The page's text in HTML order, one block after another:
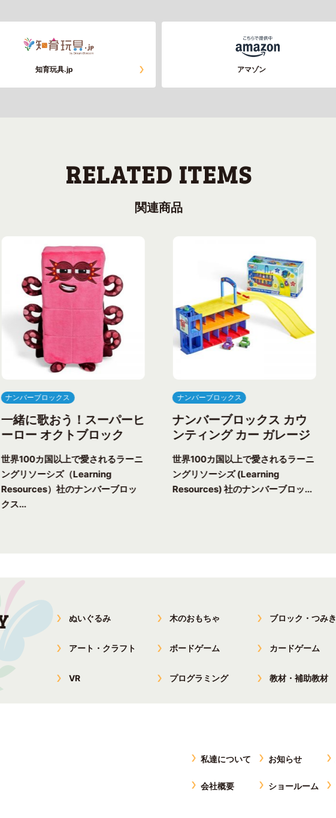
知育玩具.jp アマゾン
関連商品
ナンバーブロックス
一緒に歌おう！スーパーヒ
ーロー オクトブロック
世界100カ国以上で愛されるラーニ
ングリソーシズ（Learning
Resources）社のナンバーブロッ
クス...
ナンバーブロックス
ナンバーブロックス カウ
ンティング カー ガレージ
世界100カ国以上で愛されるラーニ
ングリソーシズ (Learning
Resources) 社のナンバーブロッ...
ぬいぐるみ 木のおもちゃ ブロック・つみき
アート・クラフト ボードゲーム カードゲーム
VR プログラミング 教材・補助教材
私達について
会社概要
お知らせ
ショールーム